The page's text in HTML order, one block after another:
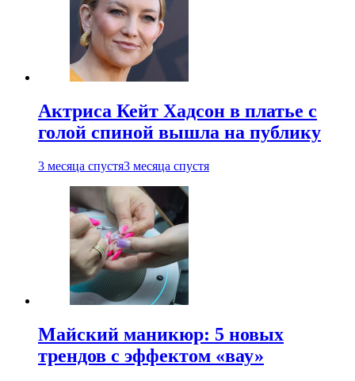
Актриса Кейт Хадсон в платье с
голой спиной вышла на публику
3 месяца спустя3 месяца спустя
Майский маникюр: 5 новых
трендов с эффектом «вау»